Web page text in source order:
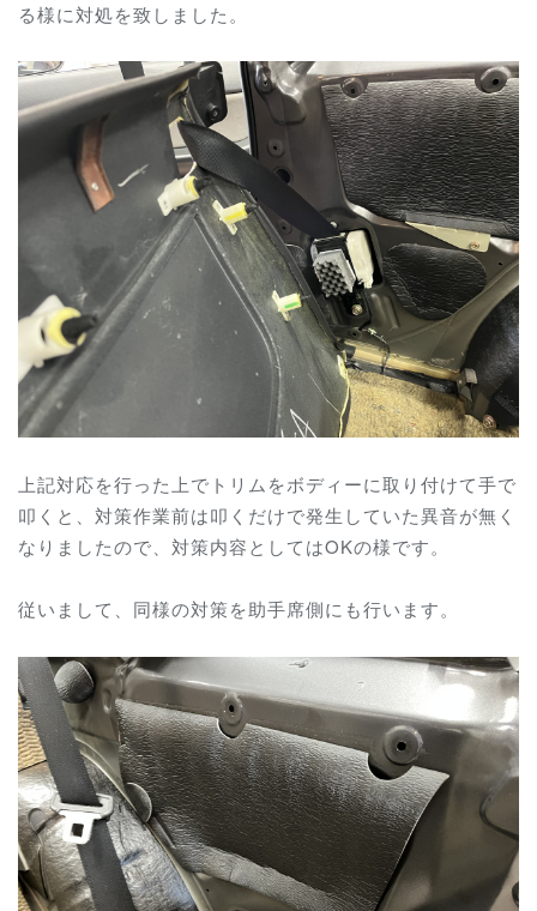
る様に対処を致しました。
上記対応を行った上でトリムをボディーに取り付けて手で
叩くと、対策作業前は叩くだけで発生していた異音が無く
なりましたので、対策内容としてはOKの様です。
従いまして、同様の対策を助手席側にも行います。